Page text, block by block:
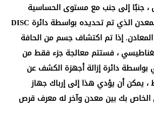
، جنبًا إلى جنب مع مستوى الحساسية
المختار ، على نوع المعدن الذي تم تحديده بواسطة دائرة DISC
إذا تم اكتشاف جسم من الحافة
، فستتم معالجة جزء فقط من
بواسطة دائرة إزالة أجهزة الكشف عن
، يمكن أن يؤدي هذا إلى إرباك جهاز
الخاص بك بين معدن وآخر له معرف قرص